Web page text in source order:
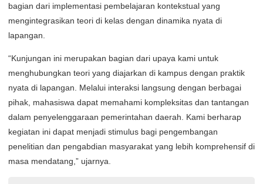
bagian dari implementasi pembelajaran kontekstual yang
mengintegrasikan teori di kelas dengan dinamika nyata di
lapangan.
“Kunjungan ini merupakan bagian dari upaya kami untuk
menghubungkan teori yang diajarkan di kampus dengan praktik
nyata di lapangan. Melalui interaksi langsung dengan berbagai
pihak, mahasiswa dapat memahami kompleksitas dan tantangan
dalam penyelenggaraan pemerintahan daerah. Kami berharap
kegiatan ini dapat menjadi stimulus bagi pengembangan
penelitian dan pengabdian masyarakat yang lebih komprehensif di
masa mendatang,” ujarnya.